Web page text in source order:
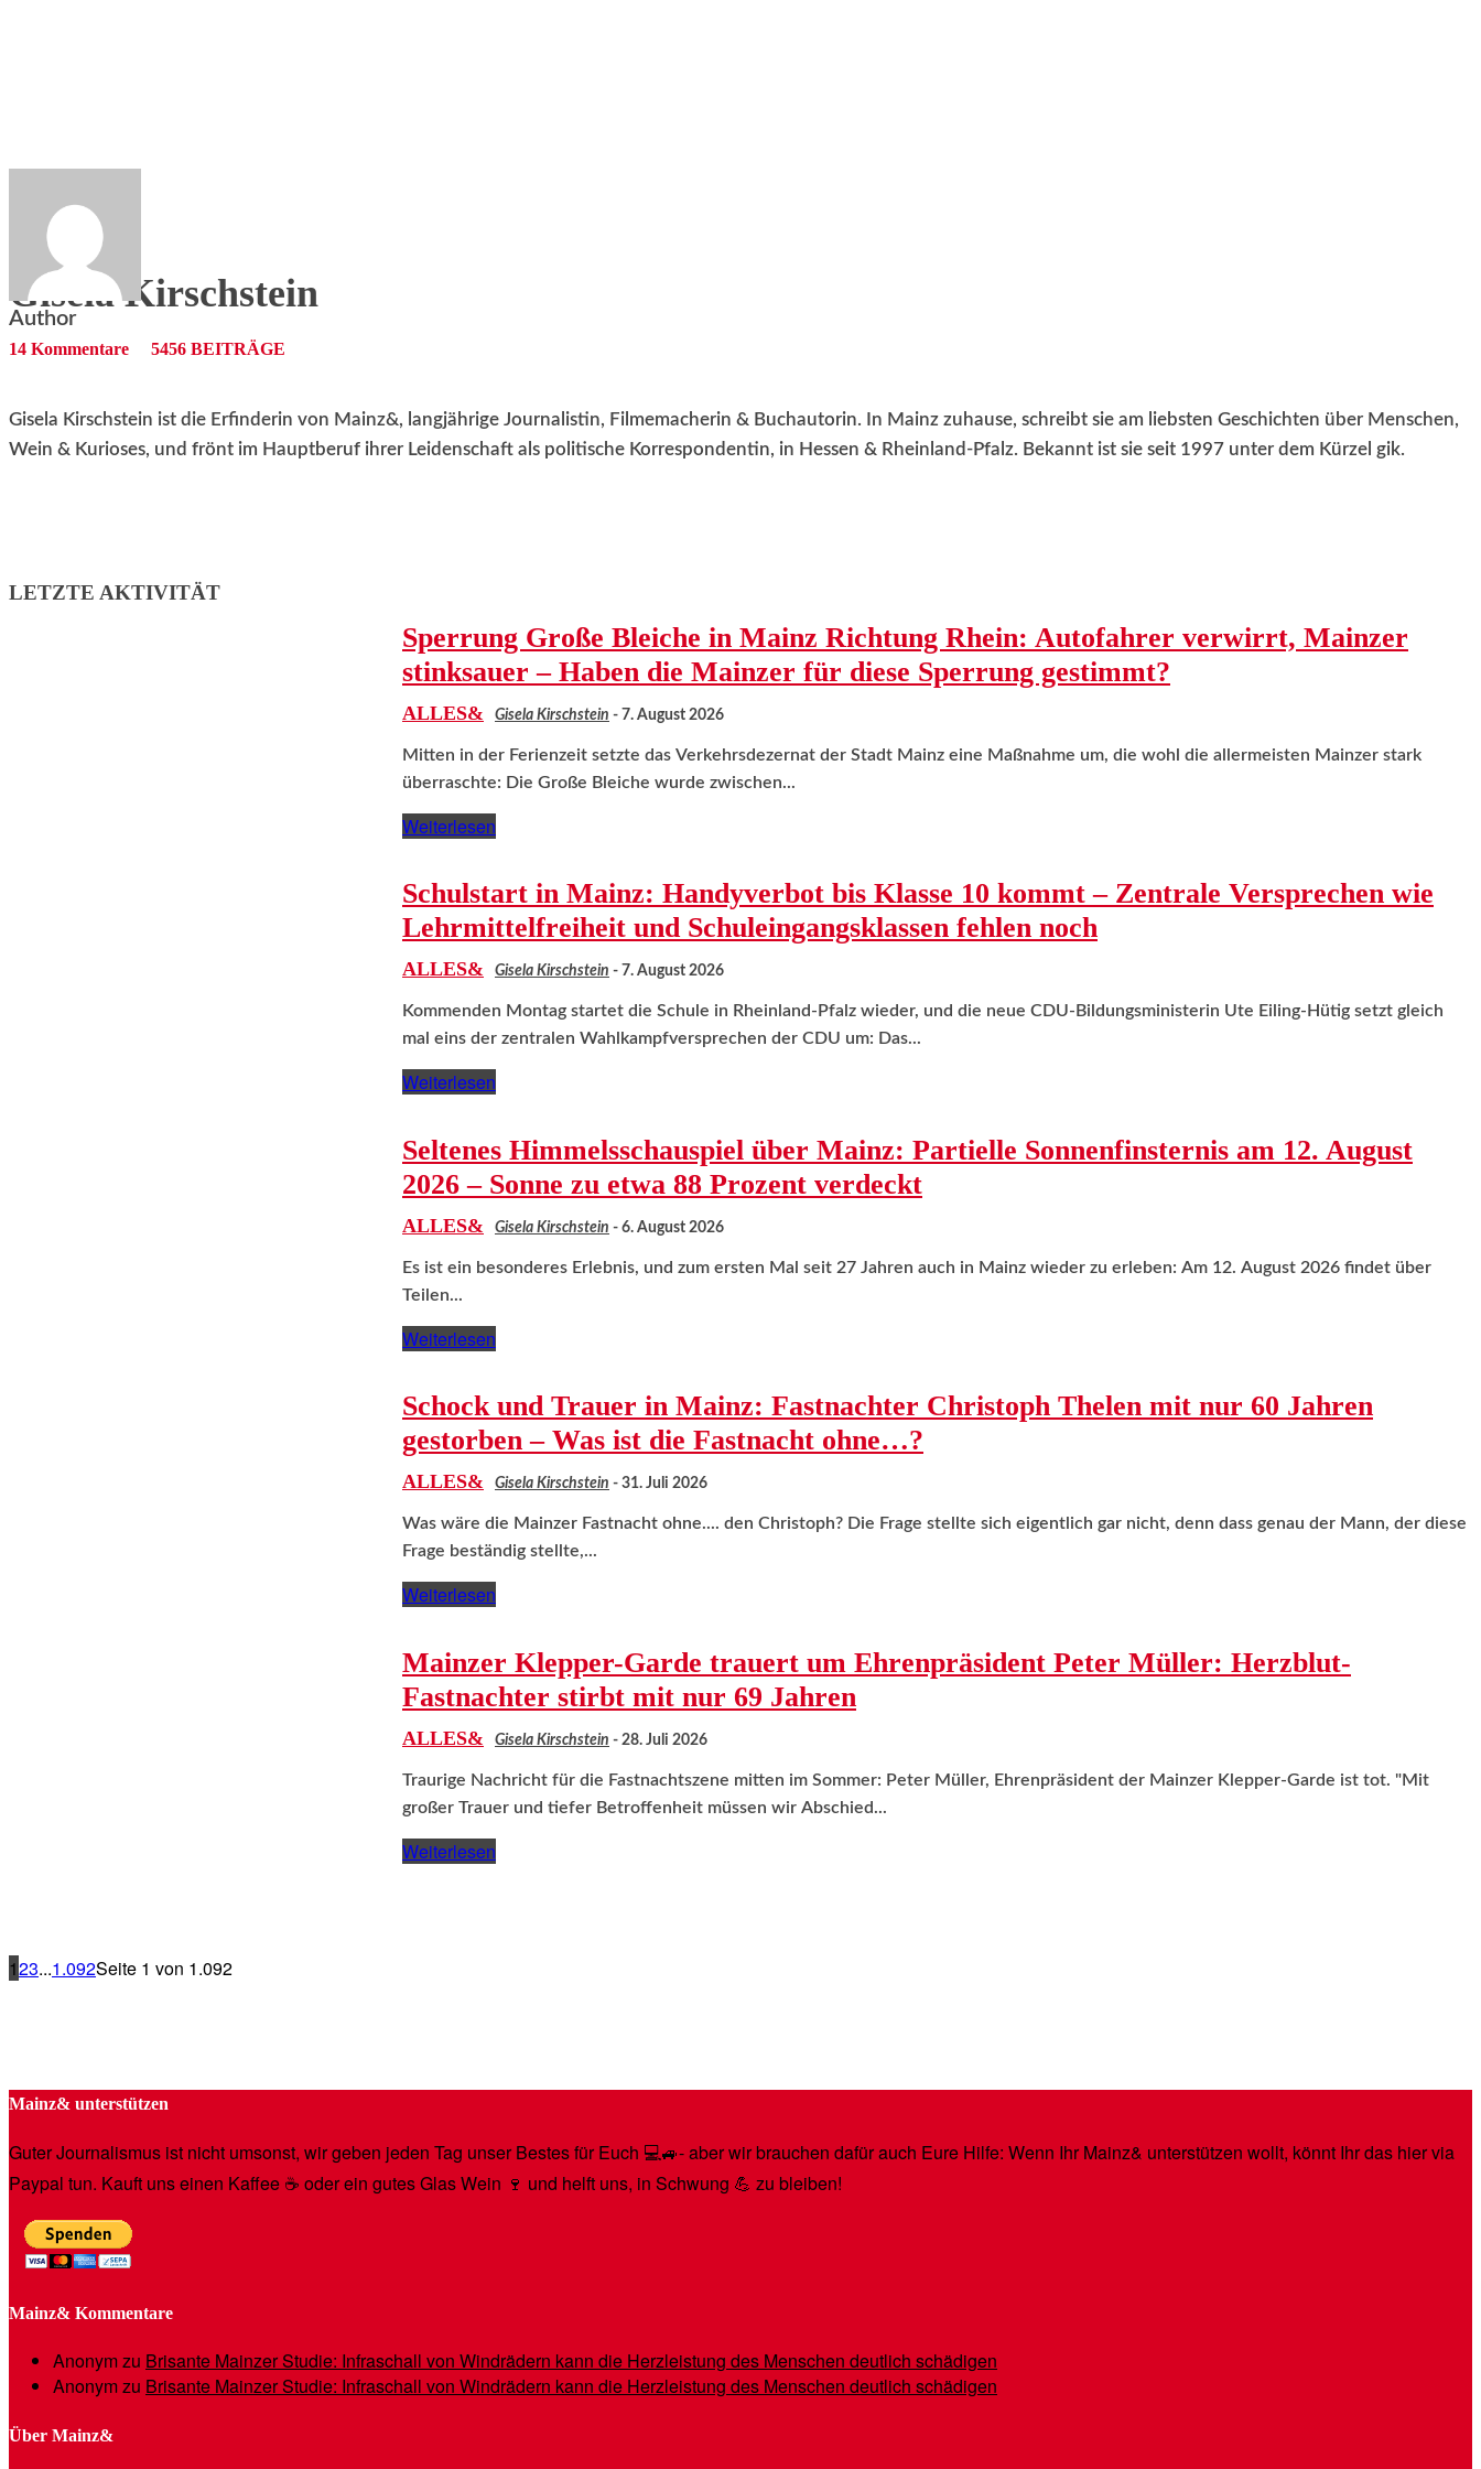
Gisela Kirschstein
Author
14 Kommentare 5456 BEITRÄGE
Gisela Kirschstein ist die Erfinderin von Mainz&, langjährige Journalistin, Filmemacherin & Buchautorin. In Mainz zuhause, schreibt sie am liebsten Geschichten über Menschen,
Wein & Kurioses, und frönt im Hauptberuf ihrer Leidenschaft als politische Korrespondentin, in Hessen & Rheinland-Pfalz. Bekannt ist sie seit 1997 unter dem Kürzel gik.
LETZTE AKTIVITÄT
Sperrung Große Bleiche in Mainz Richtung Rhein: Autofahrer verwirrt, Mainzer
stinksauer – Haben die Mainzer für diese Sperrung gestimmt?
ALLES& Gisela Kirschstein - 7. August 2026
Mitten in der Ferienzeit setzte das Verkehrsdezernat der Stadt Mainz eine Maßnahme um, die wohl die allermeisten Mainzer stark
überraschte: Die Große Bleiche wurde zwischen...
Weiterlesen
Schulstart in Mainz: Handyverbot bis Klasse 10 kommt – Zentrale Versprechen wie
Lehrmittelfreiheit und Schuleingangsklassen fehlen noch
ALLES& Gisela Kirschstein - 7. August 2026
Kommenden Montag startet die Schule in Rheinland-Pfalz wieder, und die neue CDU-Bildungsministerin Ute Eiling-Hütig setzt gleich
mal eins der zentralen Wahlkampfversprechen der CDU um: Das...
Weiterlesen
Seltenes Himmelsschauspiel über Mainz: Partielle Sonnenfinsternis am 12. August
2026 – Sonne zu etwa 88 Prozent verdeckt
ALLES& Gisela Kirschstein - 6. August 2026
Es ist ein besonderes Erlebnis, und zum ersten Mal seit 27 Jahren auch in Mainz wieder zu erleben: Am 12. August 2026 findet über
Teilen...
Weiterlesen
Schock und Trauer in Mainz: Fastnachter Christoph Thelen mit nur 60 Jahren
gestorben – Was ist die Fastnacht ohne…?
ALLES& Gisela Kirschstein - 31. Juli 2026
Was wäre die Mainzer Fastnacht ohne.... den Christoph? Die Frage stellte sich eigentlich gar nicht, denn dass genau der Mann, der diese
Frage beständig stellte,...
Weiterlesen
Mainzer Klepper-Garde trauert um Ehrenpräsident Peter Müller: Herzblut-
Fastnachter stirbt mit nur 69 Jahren
ALLES& Gisela Kirschstein - 28. Juli 2026
Traurige Nachricht für die Fastnachtszene mitten im Sommer: Peter Müller, Ehrenpräsident der Mainzer Klepper-Garde ist tot. "Mit
großer Trauer und tiefer Betroffenheit müssen wir Abschied...
Weiterlesen
123...1.092Seite 1 von 1.092
Mainz& unterstützen
Guter Journalismus ist nicht umsonst, wir geben jeden Tag unser Bestes für Euch 💻🚙- aber wir brauchen dafür auch Eure Hilfe: Wenn Ihr Mainz& unterstützen wollt, könnt Ihr das hier via
Paypal tun. Kauft uns einen Kaffee ☕️ oder ein gutes Glas Wein 🍷 und helft uns, in Schwung 💪 zu bleiben!
Mainz& Kommentare
Anonymzu Brisante Mainzer Studie: Infraschall von Windrädern kann die Herzleistung des Menschen deutlich schädigen
Anonymzu Brisante Mainzer Studie: Infraschall von Windrädern kann die Herzleistung des Menschen deutlich schädigen
Über Mainz&